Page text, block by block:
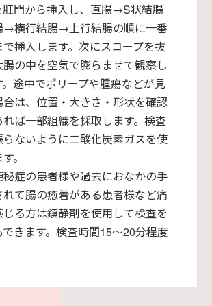
肛門から挿入し、直腸→S状結腸
横行結腸→上行結腸の順に一番
挿入します。次にスコープを抜
腸の中を空気で膨らませて観察し
途中でポリープや腫瘍などが見
合は、位置・大きさ・形状を確認
れば一部組織を採取します。検査
ないように二酸化炭素ガスを使
。
症の患者様や過去におなかの手
て腸の癒着がある患者様など痛
る方は鎮静剤を使用して検査を
きます。検査時間15～20分程度